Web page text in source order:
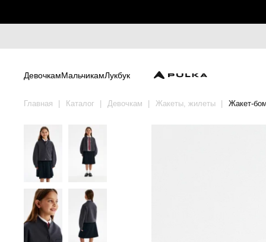
ДевочкамМальчикамЛукбук
Главная Каталог Девочкам Жакеты, жилеты Жакет-